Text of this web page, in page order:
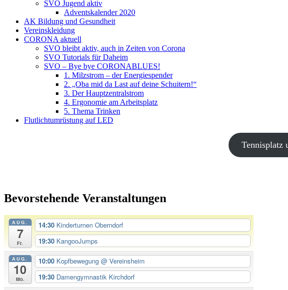
SVO Jugend aktiv
Adventskalender 2020
AK Bildung und Gesundheit
Vereinskleidung
CORONA aktuell
SVO bleibt aktiv, auch in Zeiten von Corona
SVO Tutorials für Daheim
SVO – Bye bye CORONABLUES!
1. Milzstrom – der Energiespender
2. „Oba mid da Last auf deine Schuitern!“
3. Der Hauptzentralstrom
4. Ergonomie am Arbeitsplatz
5. Thema Trinken
Flutlichtumrüstung auf LED
Tennisplatz
Bevorstehende Veranstaltungen
AUG.
7
Fr.
14:30 Kinderturnen Oberndorf
19:30 KangooJumps
AUG.
10
Mo.
10:00 Kopfbewegung @ Vereinsheim
19:30 Damengymnastik Kirchdorf